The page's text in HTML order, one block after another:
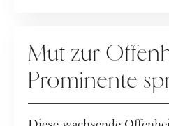
Mut zur
Prominente
ihre